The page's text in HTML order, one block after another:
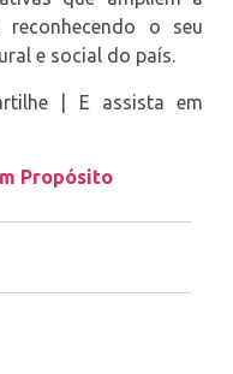
o seu
e social do país.
| E assista em
Propósito